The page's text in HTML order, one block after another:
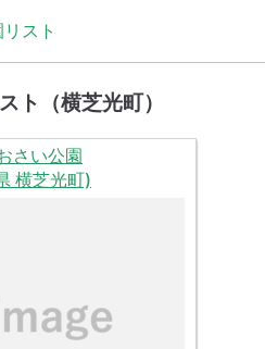
ト（横芝光町）
さい公園
横芝光町)